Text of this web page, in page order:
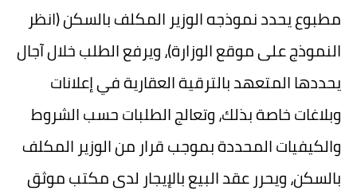
مطبوع يحدد نموذجه الوزير المكلف بالسكن (انظر
النموذج على موقع الوزارة)، ويرفع الطلب خلال آجال
يحددها المتعهد بالترقية العقارية في إعلانات
وبلاغات خاصة بذلك، وتعالج الطلبات حسب الشروط
والكيفيات المحددة بموجب قرار من الوزير المكلف
بالسكن، ويحرر عقد البيع بالإيجار لدى مكتب موثق